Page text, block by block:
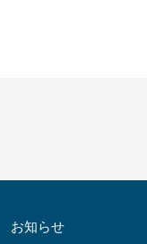
お知らせ